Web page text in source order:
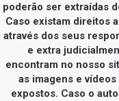
poderão ser extraídas
Caso existam direitos
através dos seus
e extra
encontram no nosso
as imagens e
expostos. Caso o